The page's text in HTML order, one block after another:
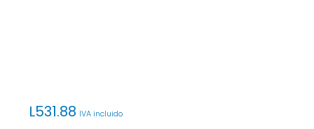
L531.88 IVA incluido